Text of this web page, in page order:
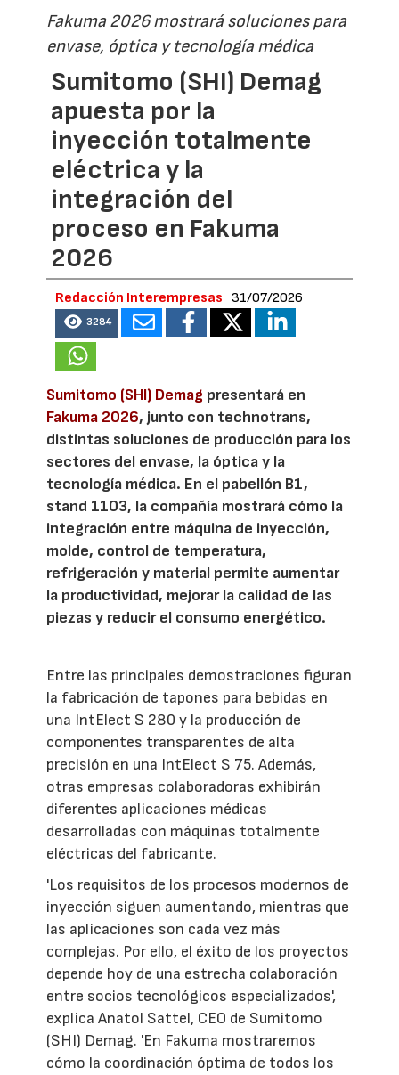
Fakuma 2026 mostrará soluciones para
envase, óptica y tecnología médica
Sumitomo (SHI) Demag
apuesta por la
inyección totalmente
eléctrica y la
integración del
proceso en Fakuma
2026
Redacción Interempresas 31/07/2026
3284
Sumitomo (SHI) Demag presentará en
Fakuma 2026, junto con technotrans,
distintas soluciones de producción para los
sectores del envase, la óptica y la
tecnología médica. En el pabellón B1,
stand 1103, la compañía mostrará cómo la
integración entre máquina de inyección,
molde, control de temperatura,
refrigeración y material permite aumentar
la productividad, mejorar la calidad de las
piezas y reducir el consumo energético.
Entre las principales demostraciones figuran
la fabricación de tapones para bebidas en
una IntElect S 280 y la producción de
componentes transparentes de alta
precisión en una IntElect S 75. Además,
otras empresas colaboradoras exhibirán
diferentes aplicaciones médicas
desarrolladas con máquinas totalmente
eléctricas del fabricante.
'Los requisitos de los procesos modernos de
inyección siguen aumentando, mientras que
las aplicaciones son cada vez más
complejas. Por ello, el éxito de los proyectos
depende hoy de una estrecha colaboración
entre socios tecnológicos especializados',
explica Anatol Sattel, CEO de Sumitomo
(SHI) Demag. 'En Fakuma mostraremos
cómo la coordinación óptima de todos los